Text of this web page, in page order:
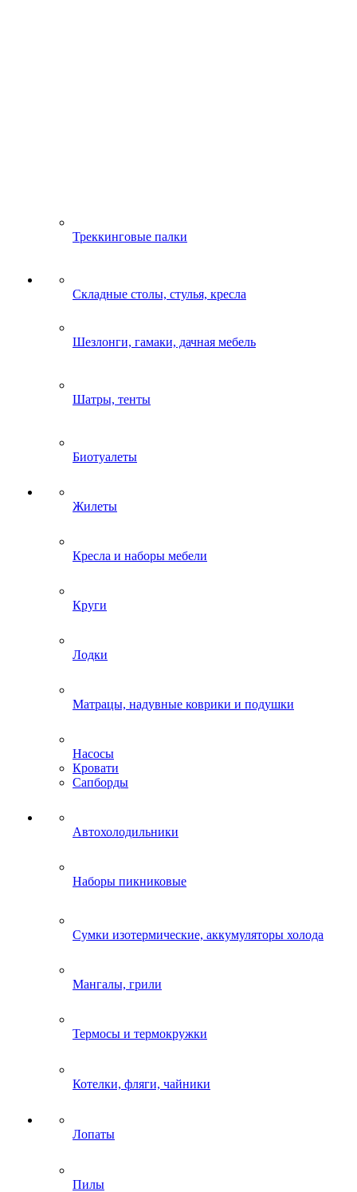
Треккинговые палки
Складные столы, стулья, кресла
Шезлонги, гамаки, дачная мебель
Шатры, тенты
Биотуалеты
Жилеты
Кресла и наборы мебели
Круги
Лодки
Матрацы, надувные коврики и подушки
Насосы
Кровати
Сапборды
Автохолодильники
Наборы пикниковые
Сумки изотермические, аккумуляторы холода
Мангалы, грили
Термосы и термокружки
Котелки, фляги, чайники
Лопаты
Пилы